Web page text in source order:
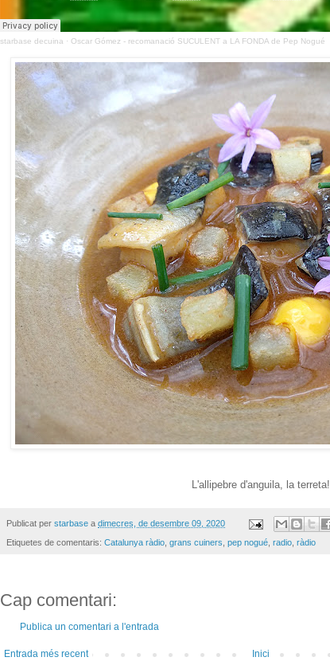
starbase decuina · Oscar Gómez - recomanació SUCULENT a LA FONDA de Pep Nogué
L'allipebre d'anguila, la terreta!
Publicat per starbase a dimecres, de desembre 09, 2020
Etiquetes de comentaris: Catalunya ràdio, grans cuiners, pep nogué, radio, ràdio
Cap comentari:
Publica un comentari a l'entrada
Entrada més recent
Inici